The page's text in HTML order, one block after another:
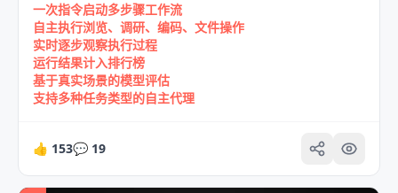
一次指令启动多步骤工作流
自主执行浏览、调研、编码、文件操作
实时逐步观察执行过程
运行结果计入排行榜
基于真实场景的模型评估
支持多种任务类型的自主代理
👍 153💬 19